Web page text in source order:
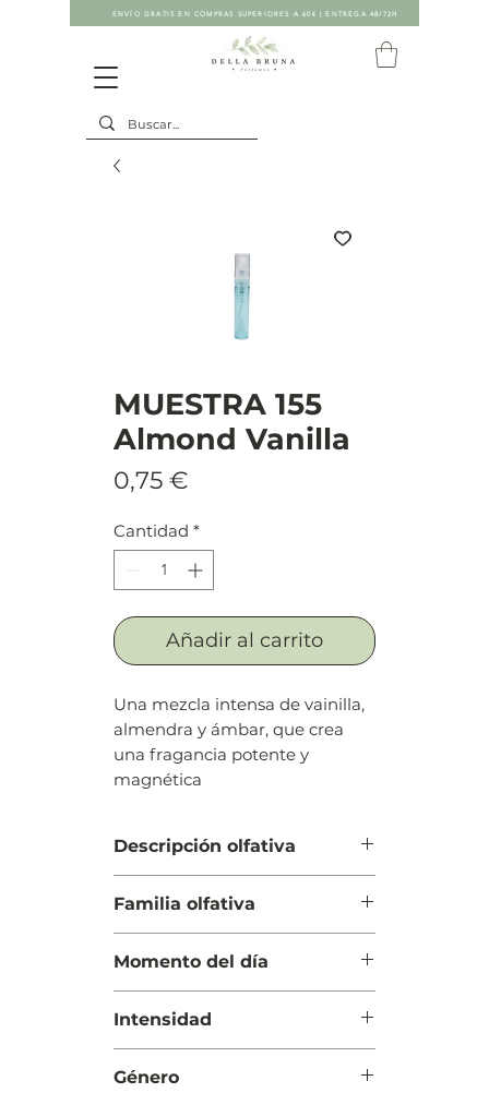
ENVÍO GRATIS EN COMPRAS SUPERIORES A 60€ | ENTREGA 48/72H
MUESTRA 155
Almond Vanilla
0,75 €
Cantidad *
Añadir al carrito
Una mezcla intensa de vainilla,
almendra y ámbar, que crea
una fragancia potente y
magnética
Descripción olfativa
Cuerpo: Jazmín sambac
(sampaguita) y flor de azahar del
naranjo
Familia olfativa
Momento del día
Intensidad
Género